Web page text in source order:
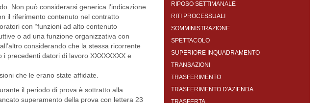
Non può considerarsi generica l’indicazione
il riferimento contenuto nel contratto
con “funzioni ad alto contenuto
o ad una funzione organizzativa con
considerando che la stessa ricorrente
precedenti datori di lavoro XXXXXXXX e
che le erano state affidate.
il periodo di prova è sottratto alla
superamento della prova con lettera 23
RIPOSO SETTIMANALE
RITI PROCESSUALI
SOMMINISTRAZIONE
SPETTACOLO
SUPERIORE INQUADRAMENTO
TRANSAZIONI
TRASFERIMENTO
TRASFERIMENTO D'AZIENDA
TRASFERTA